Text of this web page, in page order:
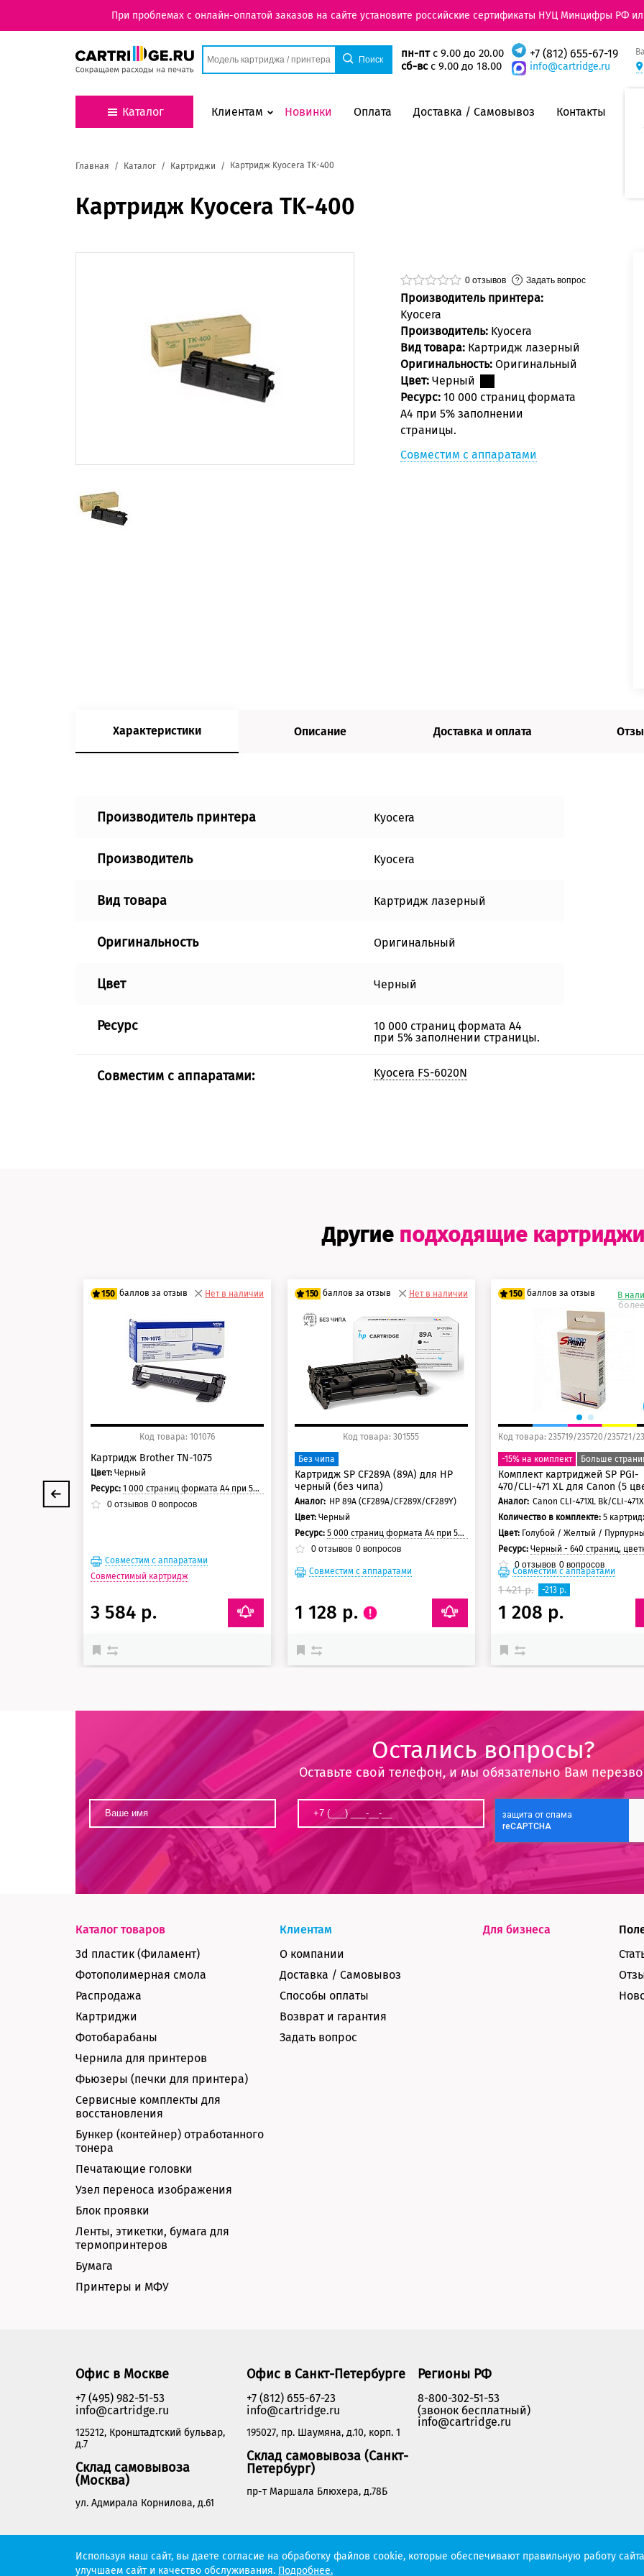
При проблемах с онлайн-оплатой заказов на сайте установите российские сертификаты НУЦ Минцифры РФ
пн-птс 9.00 до 20.00
сб-всс 9.00 до 18.00
+7 (812) 655-67-19
info@cartridge.ru
Каталог Клиентам Новинки Оплата Доставка / Самовывоз Контакты
Главная Каталог Картриджи Картридж Kyocera TK-400
Картридж Kyocera TK-400
0 отзывов Задать вопрос
Производитель принтера:
Kyocera
Производитель: Kyocera
Вид товара: Картридж лазерный
Оригинальность: Оригинальный
Цвет: Черный
Ресурс: 10 000 страниц формата
А4 при 5% заполнении
страницы.
Совместим с аппаратами
Характеристики Описание Доставка и оплата
Производитель принтера Kyocera
Производитель Kyocera
Вид товара Картридж лазерный
Оригинальность Оригинальный
Цвет Черный
Ресурс
10 000 страниц формата А4
при 5% заполнении страницы.
Совместим с аппаратами: Kyocera FS-6020N
Другие подходящие картриджи
150 баллов за отзыв
125 баллов
150 баллов
Нет в наличии
Код товара: 101076
Картридж Brother TN-1075
Цвет: Черный
Ресурс:1 000 страниц формата А4 при 5% заполнении страницы.
0 отзывов 0 вопросов
Совместим с аппаратами
Совместимый картридж
3 584 р.
150 баллов за отзыв Нет в наличии
Код товара: 301555
Без чипа
Картридж SP CF289A (89А) для HP
черный (без чипа)
Аналог: HP 89A (CF289A/CF289X/CF289Y)
Цвет: Черный
Ресурс: 5 000 страниц формата А4 при 5% заполнении страницы
0отзывов 0вопросов
Совместим с аппаратами
1 128 р.
150 баллов за отзыв
125 баллов
150 баллов
В
-15% на комплект Больше
Комплект картриджей SP PGI-
470/CLI-471 XL для Canon (5
Аналог:
Количество в комплекте: 5
Цвет: Голубой / Желтый / Пурпурный / Черный / Черный
Ресурс:Черный - 640 страниц, цветные - 640 страниц, черный пигмент -
0 отзывов 0 вопросов
Совместим с аппаратами
1 421 р. -213 р.
1 208 р.
Остались вопросы?
Оставьте свой телефон, и мы обязательно Вам
Каталог товаров
3d пластик (Филамент)
Фотополимерная смола
Распродажа
Картриджи
Фотобарабаны
Чернила для принтеров
Фьюзеры (печки для принтера)
Сервисные комплекты для
восстановления
Бункер (контейнер) отработанного
тонера
Печатающие головки
Узел переноса изображения
Блок проявки
Ленты, этикетки, бумага для
термопринтеров
Бумага
Принтеры и МФУ
Клиентам
О компании
Доставка / Самовывоз
Способы оплаты
Возврат и гарантия
Задать вопрос
Для бизнеса
Офис в Москве
+7 (495) 982-51-53
info@cartridge.ru
125212, Кронштадтский бульвар,
д.7
Склад самовывоза
(Москва)
ул. Адмирала Корнилова, д.61
Офис в Санкт-Петербурге
+7 (812) 655-67-23
info@cartridge.ru
195027, пр. Шаумяна, д.10, корп. 1
Склад самовывоза (Санкт-
Петербург)
пр-т Маршала Блюхера, д.78Б
Регионы РФ
8-800-302-51-53
(звонок бесплатный)
info@cartridge.ru
Cartridge.ru 2012-2026. Все права защищены Политика конфиденциальности
Используя наш сайт, вы даете согласие на обработку файлов cookie, которые обеспечивают правильную работу
улучшаем сайт и качество обслуживания. Подробнее.